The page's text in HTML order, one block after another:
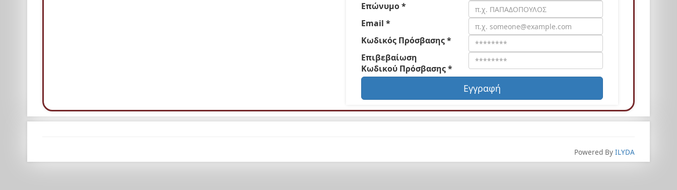
Επώνυμο *
Email *
Κωδικός Πρόσβασης *
Επιβεβαίωση
Κωδικού Πρόσβασης *
Εγγραφή
Powered ByILYDA